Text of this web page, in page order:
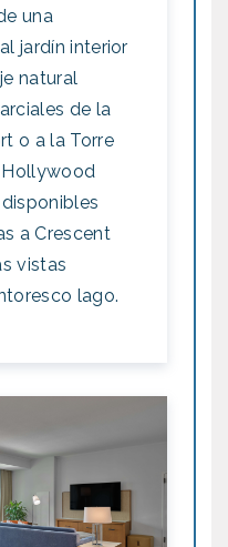
una
jardín interior
natural
de la
o a la Torre
Hollywood
a Crescent
vistas
lago.